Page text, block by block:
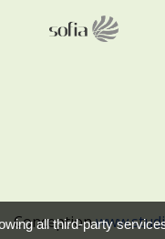
Conception
all third-party